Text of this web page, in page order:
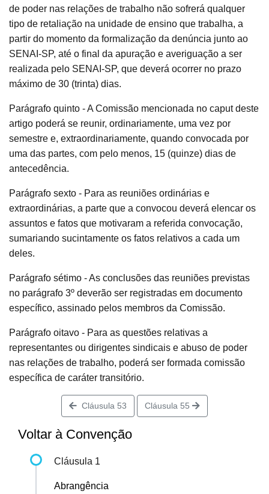
de poder nas relações de trabalho não sofrerá qualquer
tipo de retaliação na unidade de ensino que trabalha, a
partir do momento da formalização da denúncia junto ao
SENAI-SP, até o final da apuração e averiguação a ser
realizada pelo SENAI-SP, que deverá ocorrer no prazo
máximo de 30 (trinta) dias.
Parágrafo quinto - A Comissão mencionada no caput deste
artigo poderá se reunir, ordinariamente, uma vez por
semestre e, extraordinariamente, quando convocada por
uma das partes, com pelo menos, 15 (quinze) dias de
antecedência.
Parágrafo sexto - Para as reuniões ordinárias e
extraordinárias, a parte que a convocou deverá elencar os
assuntos e fatos que motivaram a referida convocação,
sumariando sucintamente os fatos relativos a cada um
deles.
Parágrafo sétimo - As conclusões das reuniões previstas
no parágrafo 3º deverão ser registradas em documento
específico, assinado pelos membros da Comissão.
Parágrafo oitavo - Para as questões relativas a
representantes ou dirigentes sindicais e abuso de poder
nas relações de trabalho, poderá ser formada comissão
específica de caráter transitório.
Cláusula 53 Cláusula 55
Voltar à Convenção
Cláusula 1
Abrangência